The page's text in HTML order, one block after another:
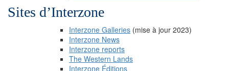
Sites d’Interzone
Interzone Galleries (mise à jour 2023)
Interzone News
Interzone reports
The Western Lands
Interzone Éditions